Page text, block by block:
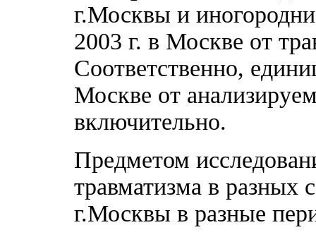
г.Москвы и
2003 г. в Москве от
Соответственно,
Москве от
включительно.
Предметом
травматизма в разных
г.Москвы в разные